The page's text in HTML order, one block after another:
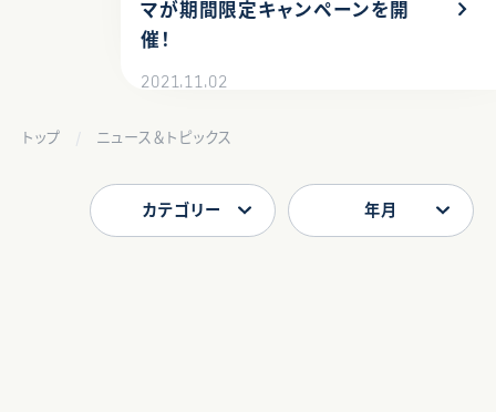
マが期間限定キャンペーンを開
催！
2021.11.02
トップ ニュース＆トピックス
カテゴリー 年月